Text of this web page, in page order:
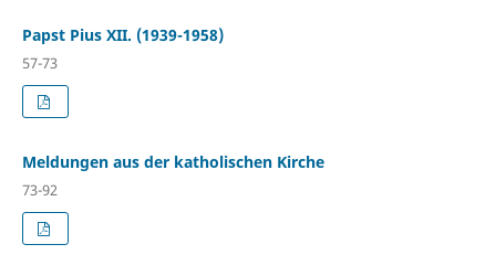
Papst Pius XII. (1939-1958)
57-73
Meldungen aus der katholischen Kirche
73-92